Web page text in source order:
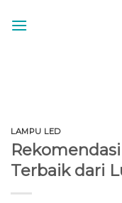
LAMPU LED
Terbaik dari